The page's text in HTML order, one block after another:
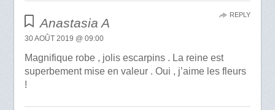
Anastasia A
30 AOÛT 2019 @ 09:00
Magnifique robe , jolis escarpins . La reine est
superbement mise en valeur . Oui , j’aime les fleurs
!
REPLY